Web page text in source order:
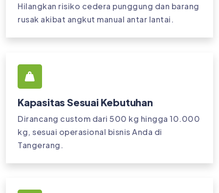
Hilangkan risiko cedera punggung dan barang
rusak akibat angkut manual antar lantai.
Kapasitas Sesuai Kebutuhan
Dirancang custom dari 500 kg hingga 10.000
kg, sesuai operasional bisnis Anda di
Tangerang.